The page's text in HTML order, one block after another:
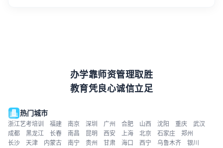
办学靠师资管理取胜
教育凭良心诚信立足
热门城市
浙江艺考培训 福建 南京 深圳 广州 合肥 山西 沈阳 重庆
武汉
成都
黑龙江 长春 南昌 昆明 西安 上海 北京 石家庄
郑州
长沙
天津 内蒙古 南宁 贵州 甘肃 海口 西宁 乌鲁木齐
银川